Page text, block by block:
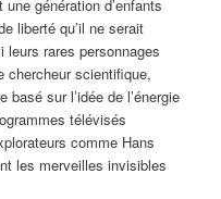
génération d’enfants
liberté qu’il ne serait
leurs rares personnages
chercheur scientifique,
sur l’idée de l’énergie
télévisés
comme Hans
les merveilles invisibles